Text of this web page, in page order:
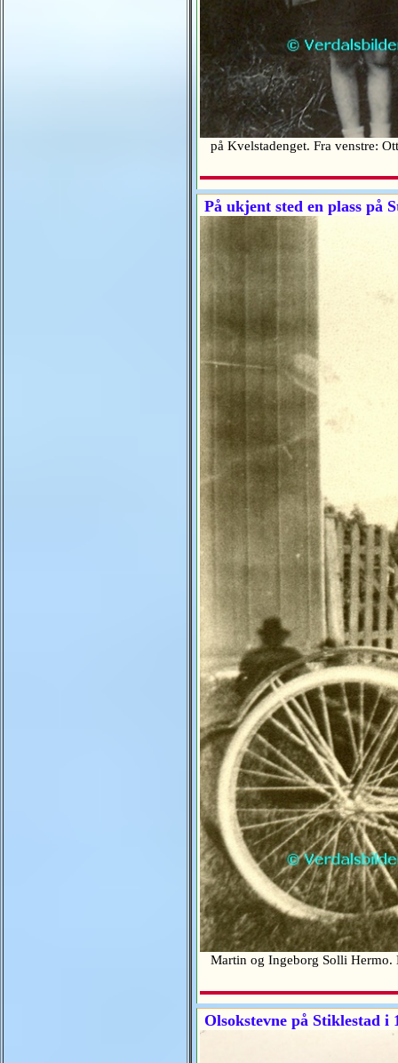
på Kvelstadenget. Fra venstre:
På ukjent sted en plass på
Martin og Ingeborg Solli
Olsokstevne på Stiklestad i